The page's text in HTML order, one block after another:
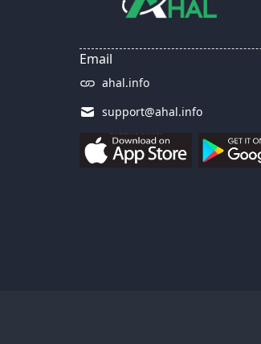
Email
ahal.info
support@ahal.info